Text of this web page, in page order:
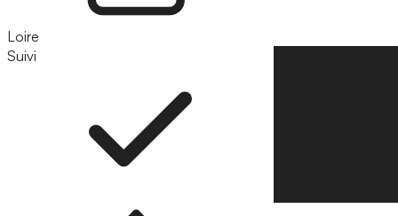
Loire
Suivi